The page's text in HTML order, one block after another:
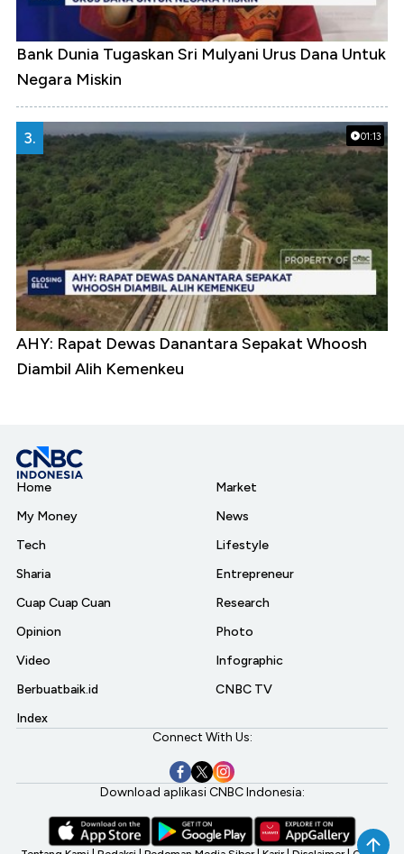
Bank Dunia Tugaskan Sri Mulyani Urus Dana Untuk
Negara Miskin
01:13
3.
AHY: Rapat Dewas Danantara Sepakat Whoosh
Diambil Alih Kemenkeu
Home
My Money
Tech
Sharia
Cuap Cuap Cuan
Opinion
Video
Berbuatbaik.id
Index
Market
News
Lifestyle
Entrepreneur
Research
Photo
Infographic
CNBC TV
Connect With Us:
Download aplikasi CNBC Indonesia: